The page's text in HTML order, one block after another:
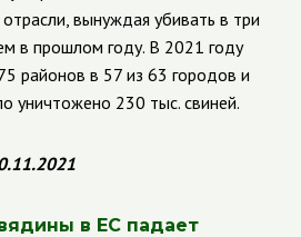
вынуждая убивать в три
в прошлом году. В 2021 году
районов в 57 из 63 городов и
уничтожено 230 тыс. свиней.
в ЕС падает